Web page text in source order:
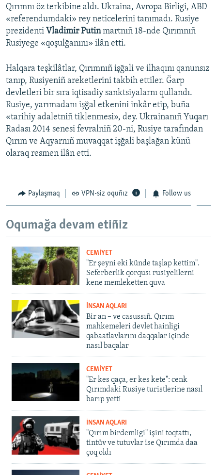
Qırımnı öz terkibine aldı. Ukraina, Avropa Birligi, ABD
«referendumdaki» rey neticelerini tanımadı. Rusiye
prezidenti Vladimir Putinmartnıñ 18-nde Qırımnıñ
Rusiyege «qoşulğanını» ilân etti.
Halqara teşkilâtlar, Qırımnıñ işğali ve ilhaqını qanunsız
tanıp, Rusiyeniñ areketlerini takbih ettiler. Ğarp
devletleri bir sıra iqtisadiy sanktsiyalarnı qullandı.
Rusiye, yarımadanı işğal etkenini inkâr etip, buña
«tarihiy adaletniñ tiklenmesi», dey. Ukrainanıñ Yuqarı
Radası 2014 senesi fevralniñ 20-ni, Rusiye tarafından
Qırım ve Aqyarnıñ muvaqqat işğali başlağan künü
olaraq resmen ilân etti.
Paylaşmaq VPN-siz oquñız Follow us
Oqumağa devam etiñiz
CEMİYET
"Er şeyni eki künde taşlap kettim".
Seferberlik qorqusı rusiyelilerni
kene memleketten quva
İNSAN AQLARI
Bir an – ve casussıñ. Qırım
mahkemeleri devlet hainligi
qabaatlavlarını daqqalar içinde
nasıl baqalar
CEMİYET
"Er kes qaça, er kes kete": cenk
Qırımdaki Rusiye turistlerine nasıl
barıp yetti
İNSAN AQLARI
"Qırım birdemligi" işini toqtattı,
tintüv ve tutuvlar ise Qırımda daa
çoq oldı